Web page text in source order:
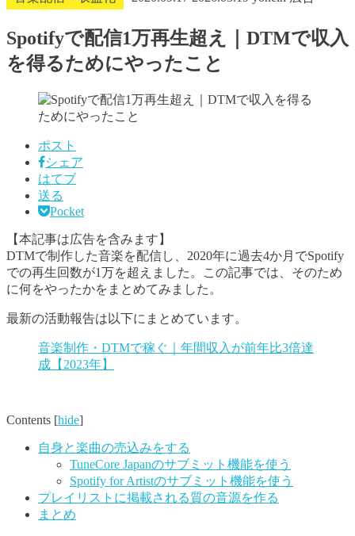
Spotifyで配信1万再生超え｜DTMで収入
を得るためにやったこと
ポスト
シェア
はてブ
送る
Pocket
【本記事は広告を含みます】
DTMで制作した音楽を配信し、2020年に過去4か月でSpotify
での再生回数が1万を超えました。この記事では、そのため
に何をやったかをまとめてみました。
最新の活動報告は以下にまとめています。
音楽制作・DTMで稼ぐ｜年間収入が前年比3倍達
成【2023年】
Contents [hide]
自身と楽曲の売込みをする
TuneCore Japanのサブミット機能を使う
Spotify for Artistのサブミット機能を使う
プレイリストに掲載される質の音源を作る
まとめ